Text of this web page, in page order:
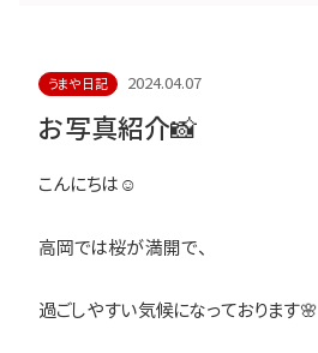
うまや日記 2024.04.07
お写真紹介📸
こんにちは☺
高岡では桜が満開で、
過ごしやすい気候になっております🌸